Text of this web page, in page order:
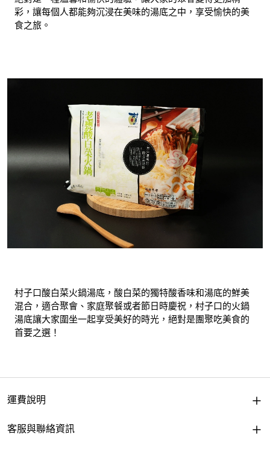
彩，讓每個人都能夠沉浸在美味的湯底之中，享受愉快的美
食之旅。
村子口酸白菜火鍋湯底，酸白菜的獨特酸香味和湯底的鮮美
混合，適合聚會、家庭聚餐或者節日時慶祝，村子口的火鍋
湯底讓大家圍坐一起享受美好的時光，絕對是團聚吃美食的
首要之選！
運費說明
客服與聯絡資訊